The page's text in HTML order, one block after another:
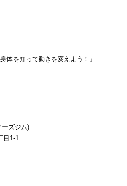
体を知って動きを変えよう！』
ズジム)
目1-1